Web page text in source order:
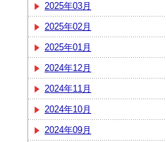
2025年03月
2025年02月
2025年01月
2024年12月
2024年11月
2024年10月
2024年09月